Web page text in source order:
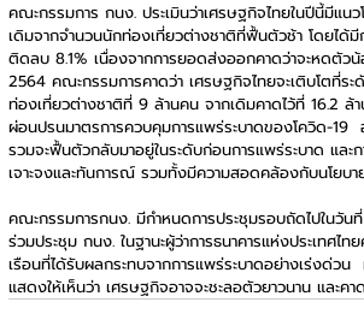
คณะกรรมการ กนง. ประเมินว่าเศรษฐกิจไทยในปีนี้มีแน
เดิมจากจำนวนนักท่องเที่ยวต่างชาติที่ฟื้นตัวช้า โดยได้
ติดลบ 8.1% เนื่องจากการยอดส่งออกคาดว่าจะหดตัว
2564 คณะกรรมการคาดว่า เศรษฐกิจไทยจะเติบโตที่
ท่องเที่ยวต่างชาติที่ 9 ล้านคน จากเดิมคาดไว้ที่ 16.2 ล้
ผ่อนปรนมาตรการควบคุมการแพร่ระบาดของโควิด-19
รวมจะฟื้นตัวกลับมาอยู่ในระดับก่อนการแพร่ระบาด แล
เจาะจงและทันการณ์ รวมทั้งมีความสอดคล้องกับนโย
คณะกรรมการกนง. มีกำหนดการประชุมรอบถัดไปใน
ร่วมประชุม กนง. ในฐานะผู้ว่าการธนาคารแห่งประเทศไ
เรือนที่ได้รับผลกระทบจากการแพร่ระบาดอย่างเร่งด่
แสดงให้เห็นว่า เศรษฐกิจอาจจะชะลอตัวยาวนาน และค